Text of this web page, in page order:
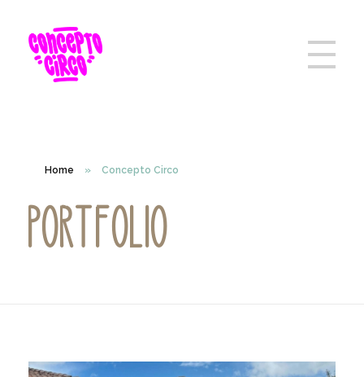
Home » Concepto Circo
Portfolio